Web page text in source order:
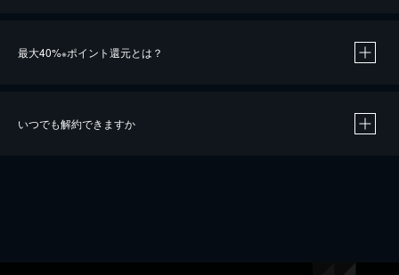
最大40%※ポイント還元とは？
いつでも解約できますか